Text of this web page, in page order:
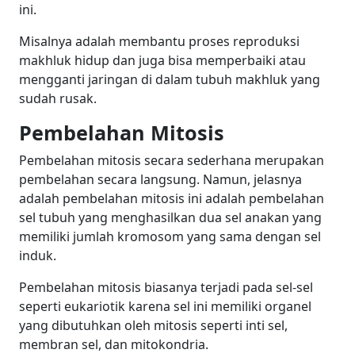
ini.
Misalnya adalah membantu proses reproduksi
makhluk hidup dan juga bisa memperbaiki atau
mengganti jaringan di dalam tubuh makhluk yang
sudah rusak.
Pembelahan Mitosis
Pembelahan mitosis secara sederhana merupakan
pembelahan secara langsung. Namun, jelasnya
adalah pembelahan mitosis ini adalah pembelahan
sel tubuh yang menghasilkan dua sel anakan yang
memiliki jumlah kromosom yang sama dengan sel
induk.
Pembelahan mitosis biasanya terjadi pada sel-sel
seperti eukariotik karena sel ini memiliki organel
yang dibutuhkan oleh mitosis seperti inti sel,
membran sel, dan mitokondria.